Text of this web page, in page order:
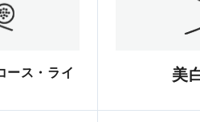
ース・ライ
美